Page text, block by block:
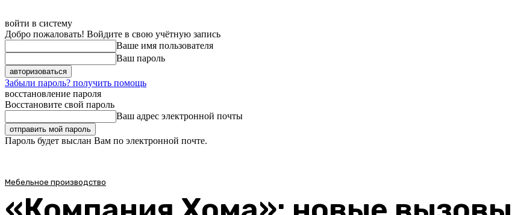
войти в систему
Добро пожаловать! Войдите в свою учётную запись
Ваше имя пользователя
Ваш пароль
Забыли пароль? получить помощь
восстановление пароля
Восстановите свой пароль
Ваш адрес электронной почты
Пароль будет выслан Вам по электронной почте.
Мебельное производство